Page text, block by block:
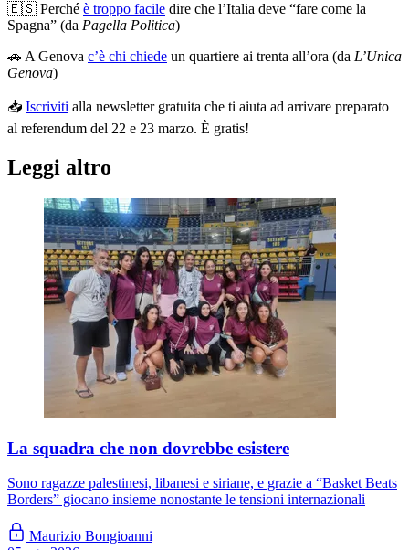
🇪🇸 Perché è troppo facile dire che l’Italia deve “fare come la
Spagna” (da Pagella Politica)
🚗 A Genova c’è chi chiede un quartiere ai trenta all’ora (da L’Unica
Genova)
📥 Iscriviti alla newsletter gratuita che ti aiuta ad arrivare preparato
al referendum del 22 e 23 marzo. È gratis!
Leggi altro
La squadra che non dovrebbe esistere
Sono ragazze palestinesi, libanesi e siriane, e grazie a “Basket Beats
Borders” giocano insieme nonostante le tensioni internazionali
Maurizio Bongioanni